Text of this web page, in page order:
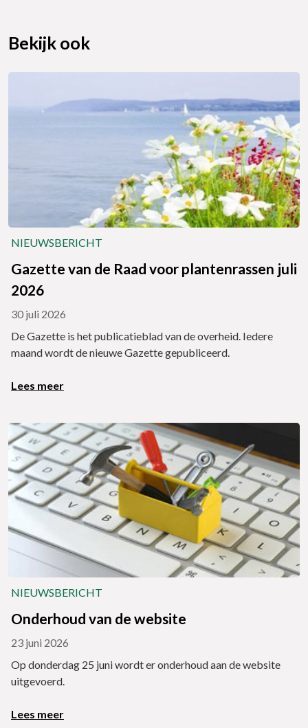
Bekijk ook
NIEUWSBERICHT
Gazette van de Raad voor plantenrassen juli
2026
30 juli 2026
De Gazette is het publicatieblad van de overheid. Iedere
maand wordt de nieuwe Gazette gepubliceerd.
Lees meer
NIEUWSBERICHT
Onderhoud van de website
23 juni 2026
Op donderdag 25 juni wordt er onderhoud aan de website
uitgevoerd.
Lees meer